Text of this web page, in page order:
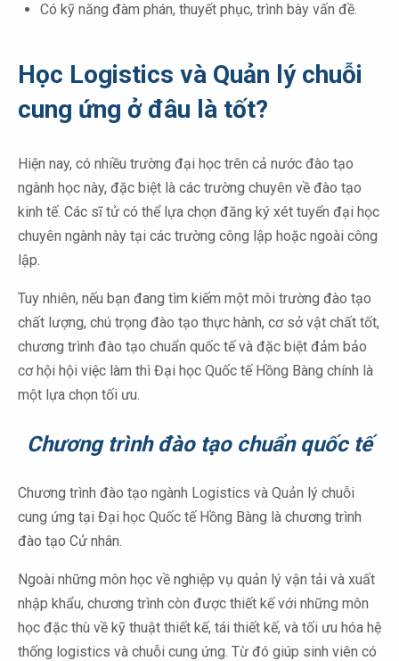
Có kỹ năng đàm phán, thuyết phục, trình bày vấn đề.
Học Logistics và Quản lý chuỗi
cung ứng ở đâu là tốt?
Hiện nay, có nhiều trường đại học trên cả nước đào tạo
ngành học này, đặc biệt là các trường chuyên về đào tạo
kinh tế. Các sĩ tử có thể lựa chọn đăng ký xét tuyển đại học
chuyên ngành này tại các trường công lập hoặc ngoài công
lập.
Tuy nhiên, nếu bạn đang tìm kiếm một môi trường đào tạo
chất lượng, chú trọng đào tạo thực hành, cơ sở vật chất tốt,
chương trình đào tạo chuẩn quốc tế và đặc biệt đảm bảo
cơ hội hội việc làm thì Đại học Quốc tế Hồng Bàng chính là
một lựa chọn tối ưu.
Chương trình đào tạo chuẩn quốc tế
Chương trình đào tạo ngành Logistics và Quản lý chuỗi
cung ứng tại Đại học Quốc tế Hồng Bàng là chương trình
đào tạo Cử nhân.
Ngoài những môn học về nghiệp vụ quản lý vận tải và xuất
nhập khẩu, chương trình còn được thiết kế với những môn
học đặc thù về kỹ thuật thiết kế, tái thiết kế, và tối ưu hóa hệ
thống logistics và chuỗi cung ứng. Từ đó giúp sinh viên có